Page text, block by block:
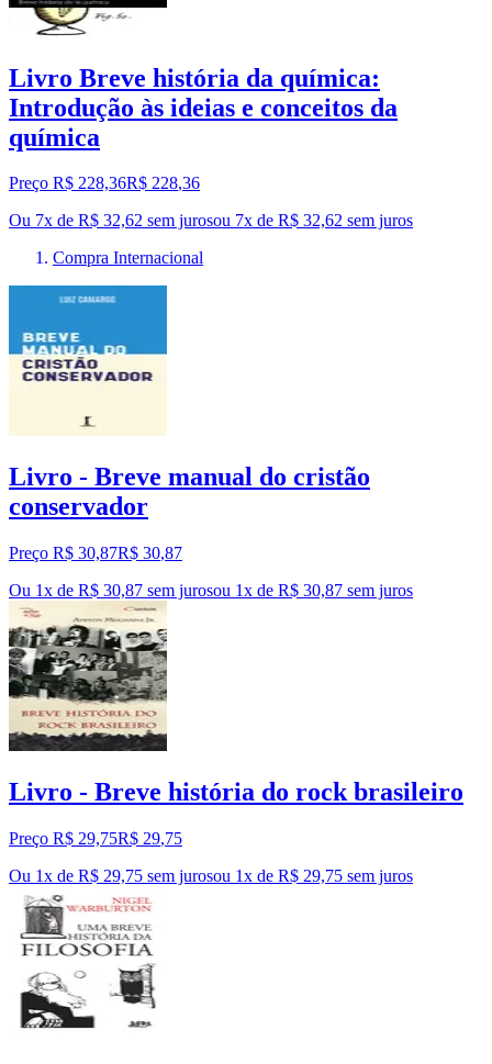
Livro Breve história da química:
Introdução às ideias e conceitos da
química
Preço R$ 228,36R$ 228,36
Ou 7x de R$ 32,62 sem jurosou 7x de R$ 32,62 sem juros
Compra Internacional
Livro - Breve manual do cristão
conservador
Preço R$ 30,87R$ 30,87
Ou 1x de R$ 30,87 sem jurosou 1x de R$ 30,87 sem juros
Livro - Breve história do rock brasileiro
Preço R$ 29,75R$ 29,75
Ou 1x de R$ 29,75 sem jurosou 1x de R$ 29,75 sem juros